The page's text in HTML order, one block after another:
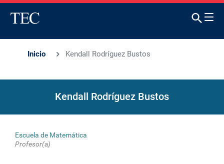
Inicio Kendall Rodríguez Bustos
Kendall Rodríguez Bustos
Escuela de Matemática
Profesor(a)